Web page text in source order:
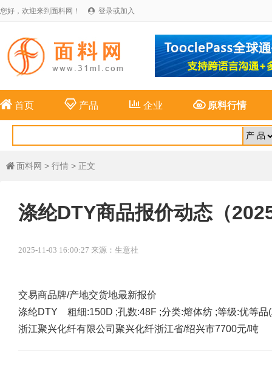
您好，欢迎来到面料网！  登录或加入
 首页 产品 企业 原料行情
 面料网 > 行情 > 正文
涤纶DTY商品报价动态（
2025-11-03 16:00:27 来源：生意社
交易商品牌/产地交货地最新报价
涤纶DTY 粗细:150D ;孔数:48F ;分类:熔体纺 ;等级:优等品
浙江聚兴化纤有限公司 聚兴化纤浙江省/绍兴市7700元/吨